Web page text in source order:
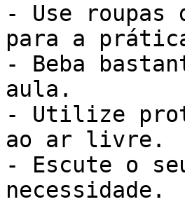
- Use roupas
para a
- Beba
aula.
- Utilize
ao ar livre.
- Escute o
necessidade.